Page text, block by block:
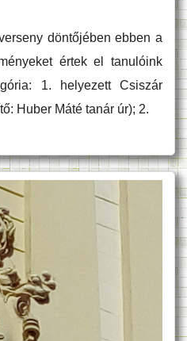
döntőjében ebben a
értek el tanulóink
1. helyezett Csiszár
Huber Máté tanár úr); 2.